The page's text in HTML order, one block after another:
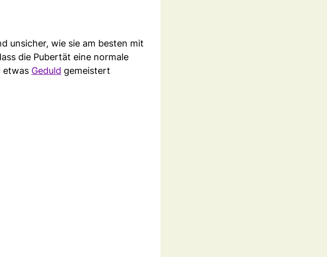
unsicher, wie sie am besten mit
die Pubertät eine normale
etwas Geduld gemeistert